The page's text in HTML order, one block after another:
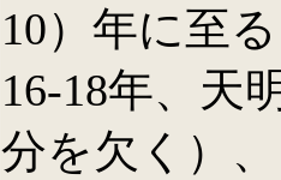
10）年に至
16-18年、天
分を欠く）